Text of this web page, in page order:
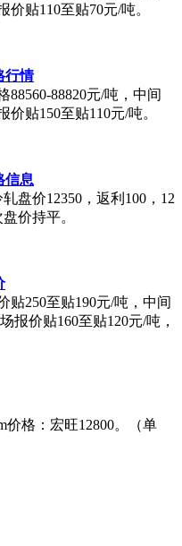
价贴110至贴70元/吨。
行情
88820元/吨，中间
价贴150至贴110元/吨。
信息
盘价12350，返利100，12
价持平。
贴250至贴190元/吨，中间
报价贴160至贴120元/吨，
价格：宏旺12800。（单